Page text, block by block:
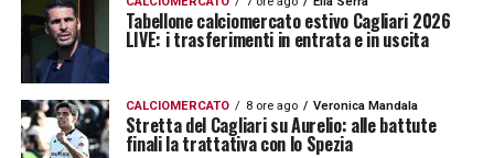
Tabellone calciomercato estivo Cagliari 2026
LIVE: i trasferimenti in entrata e in uscita
CALCIOMERCATO 8 ore ago Veronica Mandala
Stretta del Cagliari su Aurelio: alle battute
finali la trattativa con lo Spezia